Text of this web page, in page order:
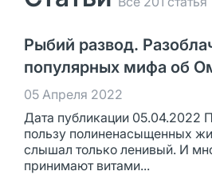
Рыбий развод.
популярных мифа об
05 Апреля 2022
Дата публикации 05.04.2022
пользу полиненасыщенных
слышал только ленивый. И
принимают витами...